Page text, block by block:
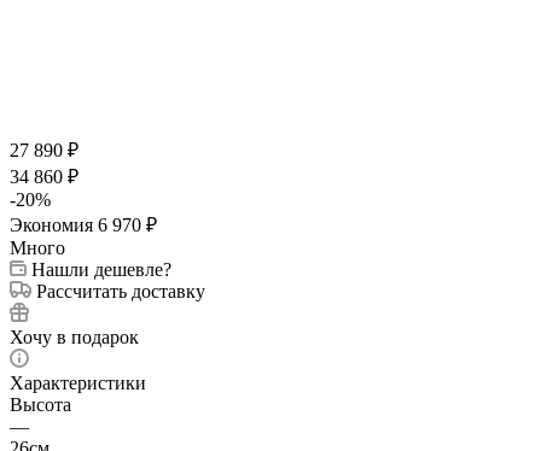
27 890 ₽
34 860 ₽
-20%
Экономия 6 970 ₽
Много
Нашли дешевле?
Рассчитать доставку
Хочу в подарок
Характеристики
Высота
—